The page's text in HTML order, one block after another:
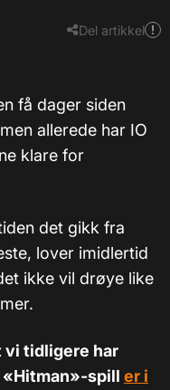
Del artikkel
få dager siden
allerede har IO
klare for
det gikk fra
lover imidlertid
ikke vil drøye like
vi tidligere har
«Hitman»-spill er i